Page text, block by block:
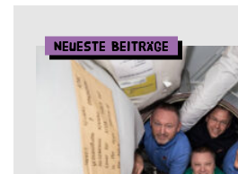
Neueste Beiträge